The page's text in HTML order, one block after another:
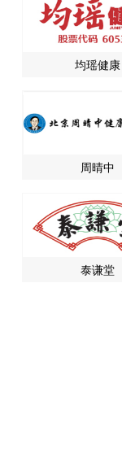
均瑶健康
周晴中
泰谦堂